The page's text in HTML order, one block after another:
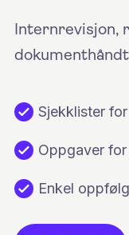
Internrevisjon,
Sjekklister
Oppgaver
Enkel